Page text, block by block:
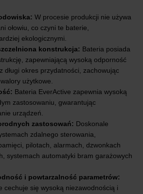
W procesie produkcji nie używa
ołowiu, co czyni te baterie,
ekologicznymi.
konstrukcja: Bateria posiada
zapewniającą wysoką odporność
długi okres przydatności, zachowując
użytkowe.
Bateria EverActive zapewnia wysoką
zastosowaniu, gwarantując
urządzeń.
zastosowań: Doskonale
zdalnego sterowania,
pilotach, alarmach, dzwonkach
systemach automatyki bram garażowych
i powtarzalność parametrów:
cechuje się wysoką niezawodnością i